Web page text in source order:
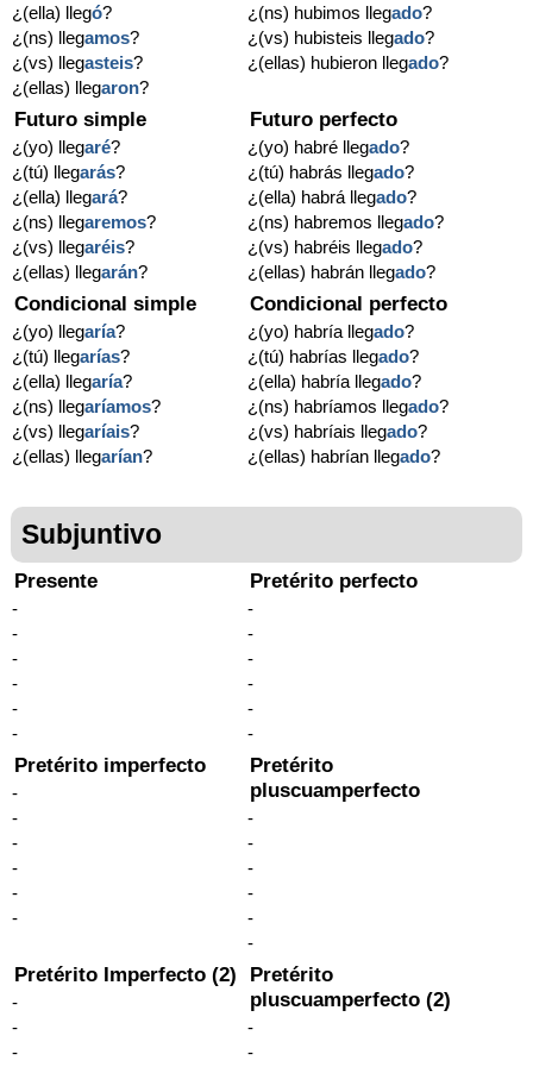
¿(ella) llegó?
¿(ns) llegamos?
¿(vs) llegasteis?
¿(ellas) llegaron?
¿(ns) hubimos llegado?
¿(vs) hubisteis llegado?
¿(ellas) hubieron llegado?
Futuro simple
¿(yo) llegaré?
¿(tú) llegarás?
¿(ella) llegará?
¿(ns) llegaremos?
¿(vs) llegaréis?
¿(ellas) llegarán?
Futuro perfecto
¿(yo) habré llegado?
¿(tú) habrás llegado?
¿(ella) habrá llegado?
¿(ns) habremos llegado?
¿(vs) habréis llegado?
¿(ellas) habrán llegado?
Condicional simple
¿(yo) llegaría?
¿(tú) llegarías?
¿(ella) llegaría?
¿(ns) llegaríamos?
¿(vs) llegaríais?
¿(ellas) llegarían?
Condicional perfecto
¿(yo) habría llegado?
¿(tú) habrías llegado?
¿(ella) habría llegado?
¿(ns) habríamos llegado?
¿(vs) habríais llegado?
¿(ellas) habrían llegado?
Subjuntivo
Presente
-
-
-
-
-
-
Pretérito perfecto
-
-
-
-
-
-
Pretérito imperfecto
-
-
-
-
-
-
Pretérito
pluscuamperfecto
-
-
-
-
-
-
Pretérito Imperfecto (2)
-
-
-
Pretérito
pluscuamperfecto (2)
-
-